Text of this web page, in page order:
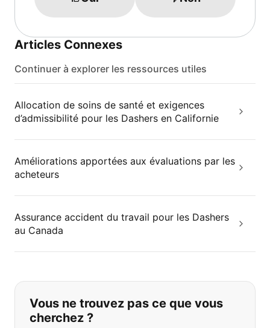
Articles Connexes
Continuer à explorer les ressources utiles
Allocation de soins de santé et exigences
d’admissibilité pour les Dashers en Californie
Améliorations apportées aux évaluations par les
acheteurs
Assurance accident du travail pour les Dashers
au Canada
Si vous ne trouvez pas ce que vous
Vous ne trouvez pas ce que vous
cherchez ?